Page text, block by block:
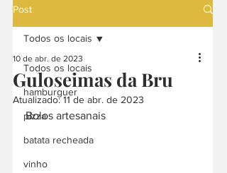
Post
Todos os locais
hamburguer
pizza
batata recheada
vinho
Todos os locais
Guloseimas da Bru
10 de abr. de 2023
Atualizado:11 de abr. de 2023
Bolos artesanais